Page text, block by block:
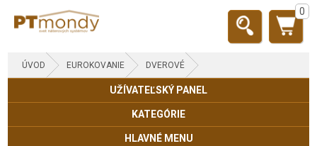
0
ÚVOD EUROKOVANIE DVEROVÉ
UŽÍVATEĽSKÝ PANEL
KATEGÓRIE
HLAVNÉ MENU